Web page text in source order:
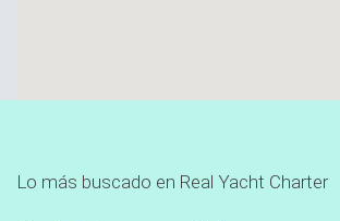
Lo más buscado en Real Yacht Charter